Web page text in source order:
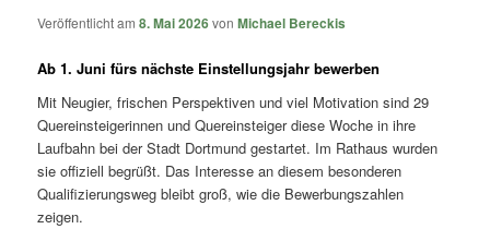
Veröffentlicht am8. Mai 2026vonMichael Bereckis
Ab 1. Juni fürs nächste Einstellungsjahr bewerben
Mit Neugier, frischen Perspektiven und viel Motivation sind 29
Quereinsteigerinnen und Quereinsteiger diese Woche in ihre
Laufbahn bei der Stadt Dortmund gestartet. Im Rathaus wurden
sie offiziell begrüßt. Das Interesse an diesem besonderen
Qualifizierungsweg bleibt groß, wie die Bewerbungszahlen
zeigen.